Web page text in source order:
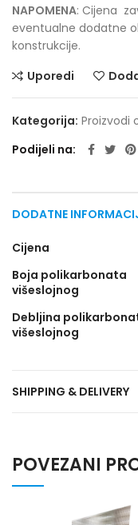
NAPOMENA: Cijena
eventualne dodatne
konstrukcije.
Uporedi
Kategorija: Proizvodi
Podijeli na
DODATNE
Cijena
Boja polikarbonata
višeslojnog
Debljina
višeslojnog
SHIPPING & DELIVERY
POVEZANI